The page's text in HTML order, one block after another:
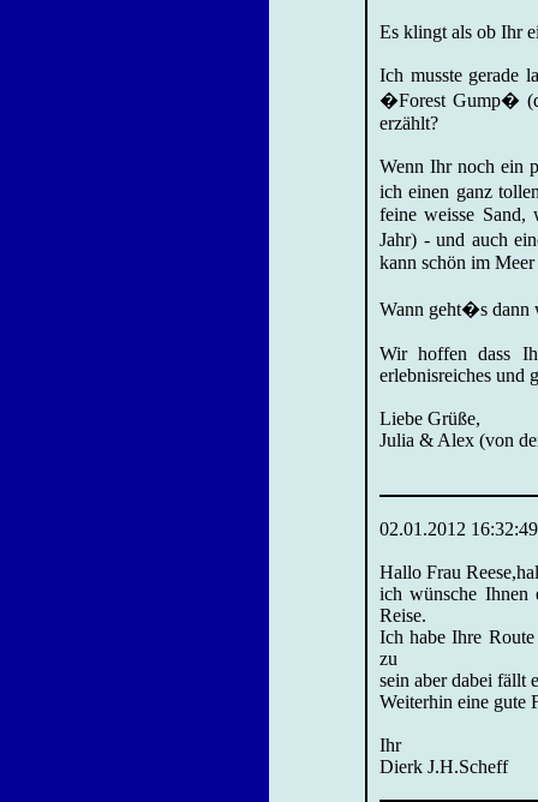
Es klingt als ob Ihr
Ich musste gerade
�Forest Gump�
erzählt?
Wenn Ihr noch ein
ich einen ganz
feine weisse Sand,
Jahr) - und auch
kann schön im Meer
Wann geht�s dann
Wir hoffen dass
erlebnisreiches und
Liebe Grüße,
Julia & Alex (von
02.01.2012 16:32:49
Hallo Frau
ich wünsche Ihnen
Reise.
Ich habe Ihre
zu
sein aber dabei fällt
Weiterhin eine gute
Ihr
Dierk J.H.Scheff